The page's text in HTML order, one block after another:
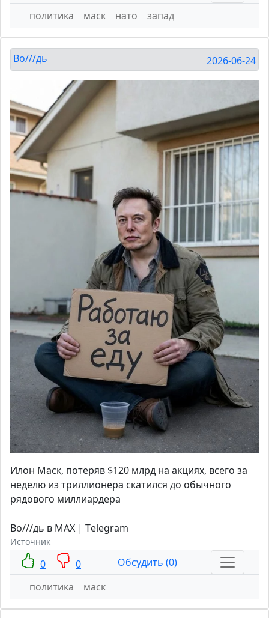
политика
маск нато запад
Во///дь 2026-06-24
Илон Маск, потеряв $120 млрд на акциях, всего за
неделю из триллионера скатился до обычного
рядового миллиардера
Во///дь в MAX | Тelegram
Источник
0 0
Обсудить (0)
политика
маск